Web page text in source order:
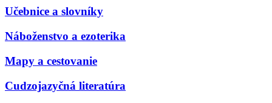
Učebnice a slovníky
Náboženstvo a ezoterika
Mapy a cestovanie
Cudzojazyčná literatúra